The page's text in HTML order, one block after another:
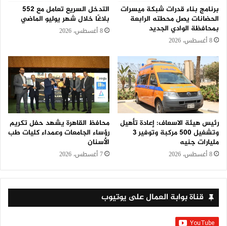
برنامج بناء قدرات شبكة ميسرات
الحضانات يصل محطته الرابعة
بمحافظة الوادي الجديد
8 أغسطس، 2026
التدخل السريع تعامل مع 552
بلاغًا خلال شهر يوليو الماضي
8 أغسطس، 2026
رئيس هيئة الاسعاف: إعادة تأهيل
وتشغيل 500 مركبة وتوفير 3
مليارات جنيه
8 أغسطس، 2026
محافظ القاهرة يشهد حفل تكريم
رؤساء الجامعات وعمداء كليات طب
الأسنان
7 أغسطس، 2026
قناة بوابة العمال على يوتيوب